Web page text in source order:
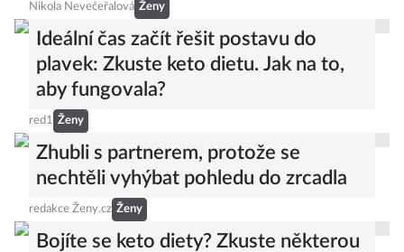
Nikola Nevečeřalová Ženy
Ideální čas začít řešit postavu do
plavek: Zkuste keto dietu. Jak na to,
aby fungovala?
red1 Ženy
Zhubli s partnerem, protože se
nechtěli vyhýbat pohledu do zrcadla
redakce Ženy.cz Ženy
Bojíte se keto diety? Zkuste některou